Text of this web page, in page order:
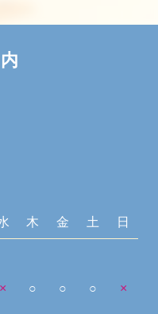
木 金 土 日
× ○ ○ ○ ×